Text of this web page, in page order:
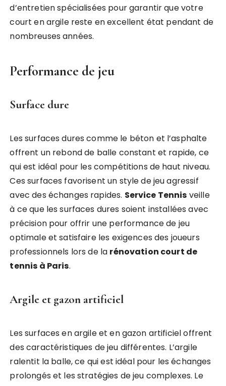
d’entretien spécialisées pour garantir que votre
court en argile reste en excellent état pendant de
nombreuses années.
Performance de jeu
Surface dure
Les surfaces dures comme le béton et l’asphalte
offrent un rebond de balle constant et rapide, ce
qui est idéal pour les compétitions de haut niveau.
Ces surfaces favorisent un style de jeu agressif
avec des échanges rapides. Service Tennis veille
à ce que les surfaces dures soient installées avec
précision pour offrir une performance de jeu
optimale et satisfaire les exigences des joueurs
professionnels lors de la rénovation court de
tennis à Paris.
Argile et gazon artificiel
Les surfaces en argile et en gazon artificiel offrent
des caractéristiques de jeu différentes. L’argile
ralentit la balle, ce qui est idéal pour les échanges
prolongés et les stratégies de jeu complexes. Le